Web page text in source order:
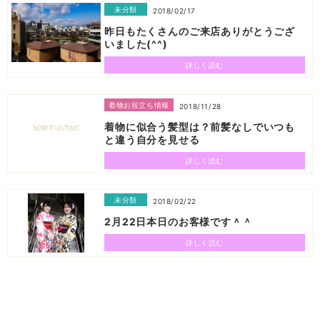
未分類 2018/02/17
昨日もたくさんのご来店ありがとうござ
いました(^^)
詳しく読む
着物お役立ち情報 2018/11/28
着物に似合う髪型は？前髪なしでいつも
と違う自分を見せる
詳しく読む
未分類 2018/02/22
2月22日本日のお客様です＾＾
詳しく読む